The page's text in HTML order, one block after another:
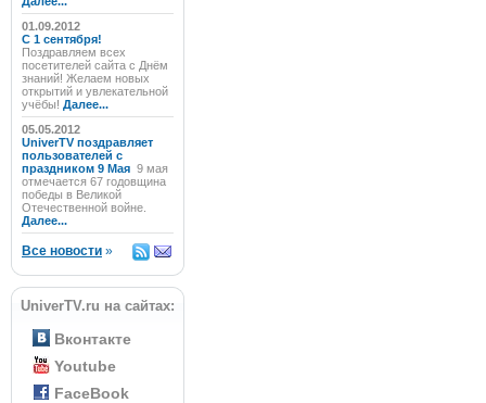
01.09.2012
C 1 сентября!
Поздравляем всех
посетителей сайта с Днём
знаний! Желаем новых
открытий и увлекательной
учёбы! Далее...
05.05.2012
UniverTV поздравляет
пользователей с
праздником 9 Мая 9 мая
отмечается 67 годовщина
победы в Великой
Отечественной войне.
Далее...
Все новости »
UniverTV.ru на сайтах:
Вконтакте
Youtube
FaceBook